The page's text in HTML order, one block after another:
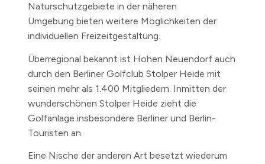
Naturschutzgebiete in der näheren
Umgebung bieten weitere Möglichkeiten der
individuellen Freizeitgestaltung.
Überregional bekannt ist Hohen Neuendorf auch
durch den Berliner Golfclub Stolper Heide mit
seinen mehr als 1.400 Mitgliedern. Inmitten der
wunderschönen Stolper Heide zieht die
Golfanlage insbesondere Berliner und Berlin-
Touristen an.
Eine Nische der anderen Art besetzt wiederum